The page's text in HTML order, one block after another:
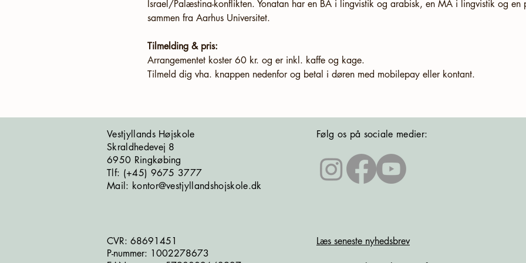
Israel/Palæstina-konflikten. Yonatan har en BA i lingvistik og arabisk, en MA i lingvistik og
sammen fra Aarhus Universitet.
Tilmelding & pris:
Arrangementet koster 60 kr. og er inkl. kaffe og kage.
Tilmeld dig vha. knappen nedenfor og betal i døren med mobilepay eller kontant.
Vestjyllands Højskole
Skraldhedevej 8
6950 Ringkøbing
​​​Tlf: (+45) 9675 3777
Mail: kontor@vestjyllandshojskole.dk
CVR: 68691451
P-nummer: 1002278673
Følg os på sociale medier:
Læs seneste nyhedsbrev